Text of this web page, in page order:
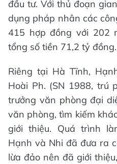
đầu tư. Với thủ đoạn
dụng pháp nhân các
415 hợp đồng với 202
tổng số tiền 71,2 tỷ đồng.
Riêng tại Hà Tĩnh,
Hoài Ph. (SN 1988, trú
trưởng văn phòng đại
văn phòng, tìm kiếm
giới thiệu. Quá trình
Hạnh và Nhi đã đưa ra
lừa đảo nên đã giới